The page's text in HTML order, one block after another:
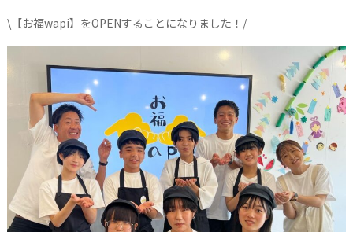
\【お福wapi】をOPENすることになりました！/